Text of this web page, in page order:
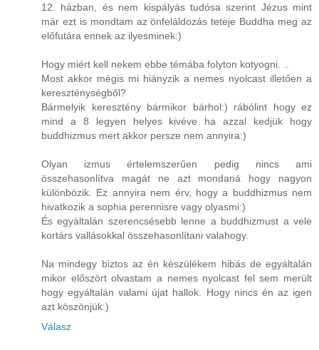
12. házban, és nem kispályás tudósa szerint Jézus mint
már ezt is mondtam az önfeláldozás teteje Buddha meg az
előfutára ennek az ilyesminek:)
Hogy miért kell nekem ebbe témába folyton kotyogni. ..
Most akkor mégis mi hiányzik a nemes nyolcast illetően a
kereszténységből?
Bármelyik keresztény bármikor bárhol:) rábólint hogy ez
mind a 8 legyen helyes kivéve ha azzal kedjük hogy
buddhizmus mert akkor persze nem annyira:)
Olyan izmus értelemszerűen pedig nincs ami
összehasonlítva magát ne azt mondaná hogy nagyon
különbözik. Ez annyira nem érv, hogy a buddhizmus nem
hivatkozik a sophia perennisre vagy olyasmi:)
És egyáltalán szerencsésebb lenne a buddhizmust a vele
kortárs vallásokkal összehasonlítani valahogy.
Na mindegy biztos az én készülékem hibás de egyáltalán
mikor előszört olvastam a nemes nyolcast fel sem merült
hogy egyáltalán valami újat hallok. Hogy nincs én az igen
azt köszönjük:)
Válasz